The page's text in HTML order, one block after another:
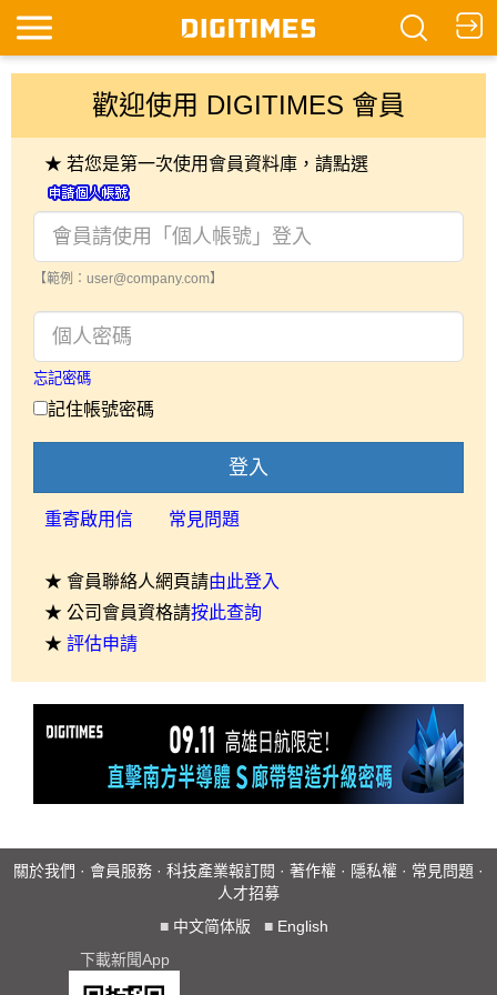
歡迎使用 DIGITIMES 會員
★ 若您是第一次使用會員資料庫，請點選
【範例：user@company.com】
忘記密碼
記住帳號密碼
登入
重寄啟用信 常見問題
★ 會員聯絡人網頁請由此登入
★ 公司會員資格請按此查詢
★ 評估申請
關於我們 · 會員服務 · 科技產業報訂閱 · 著作權 · 隱私權 · 常見問題 ·
人才招募
■ 中文简体版 ■ English
下載新聞App